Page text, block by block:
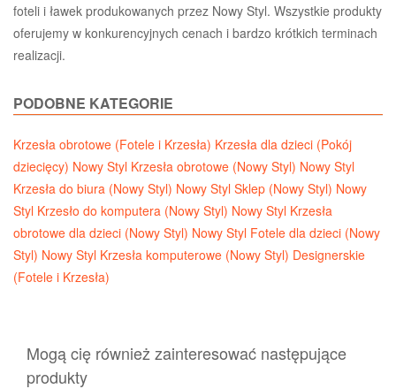
foteli i ławek produkowanych przez Nowy Styl. Wszystkie produkty
oferujemy w konkurencyjnych cenach i bardzo krótkich terminach
realizacji.
PODOBNE KATEGORIE
Krzesła obrotowe (Fotele i Krzesła) Krzesła dla dzieci (Pokój
dziecięcy) Nowy Styl Krzesła obrotowe (Nowy Styl) Nowy Styl
Krzesła do biura (Nowy Styl) Nowy Styl Sklep (Nowy Styl) Nowy
Styl Krzesło do komputera (Nowy Styl) Nowy Styl Krzesła
obrotowe dla dzieci (Nowy Styl) Nowy Styl Fotele dla dzieci (Nowy
Styl) Nowy Styl Krzesła komputerowe (Nowy Styl) Designerskie
(Fotele i Krzesła)
Mogą cię również zainteresować następujące
produkty